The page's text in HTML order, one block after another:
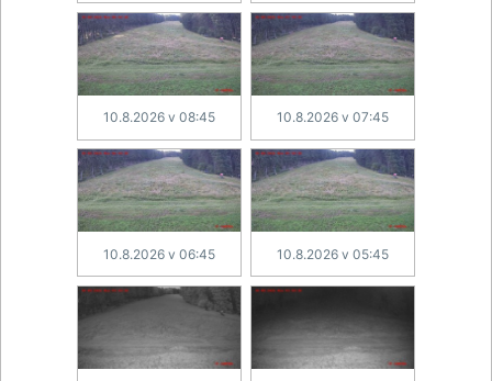
10.8.2026 v 08:45 10.8.2026 v 07:45
10.8.2026 v 06:45 10.8.2026 v 05:45